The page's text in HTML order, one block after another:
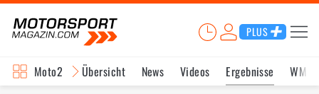
PLUS
Moto2 Übersicht News Videos Ergebnisse WM-